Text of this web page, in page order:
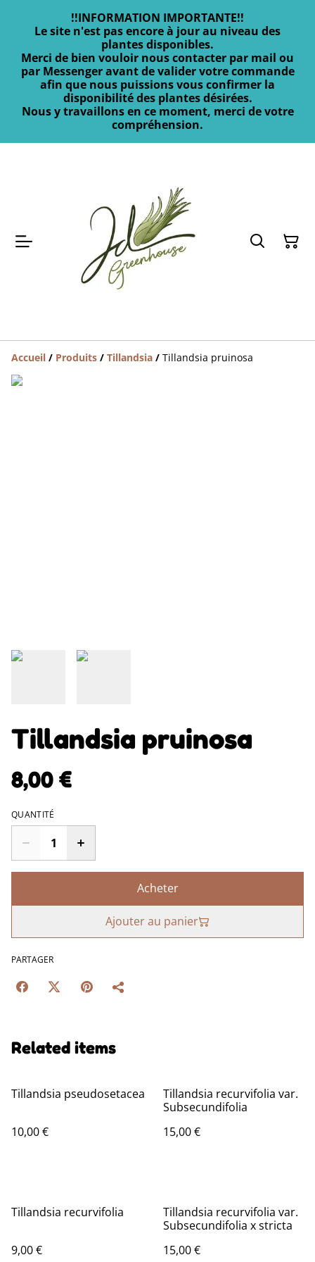
!!INFORMATION IMPORTANTE!!
Le site n'est pas encore à jour au niveau des
plantes disponibles.
Merci de bien vouloir nous contacter par mail ou
par Messenger avant de valider votre commande
afin que nous puissions vous confirmer la
disponibilité des plantes désirées.
Nous y travaillons en ce moment, merci de votre
compréhension.
Accueil / Produits / Tillandsia / Tillandsia pruinosa
Tillandsia pruinosa
8,00 €
QUANTITÉ
Acheter
Ajouter au panier
PARTAGER
Related items
Tillandsia pseudosetacea
10,00 €
Tillandsia recurvifolia var.
Subsecundifolia
15,00 €
Tillandsia recurvifolia
9,00 €
Tillandsia recurvifolia var.
Subsecundifolia x stricta
15,00 €